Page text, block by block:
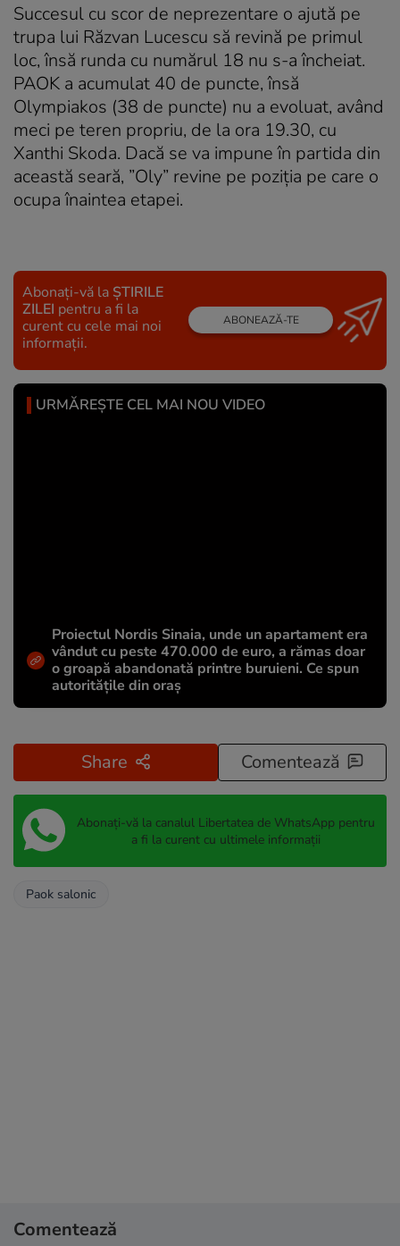
Succesul cu scor de neprezentare o ajută pe
trupa lui Răzvan Lucescu să revină pe primul
loc, însă runda cu numărul 18 nu s-a încheiat.
PAOK a acumulat 40 de puncte, însă
Olympiakos (38 de puncte) nu a evoluat, având
meci pe teren propriu, de la ora 19.30, cu
Xanthi Skoda. Dacă se va impune în partida din
această seară, ”Oly” revine pe poziția pe care o
ocupa înaintea etapei.
Abonați-vă la ȘTIRILE
ZILEI pentru a fi la
curent cu cele mai noi
informații.
ABONEAZĂ-TE
URMĂREȘTE CEL MAI NOU VIDEO
Proiectul Nordis Sinaia, unde un apartament era
vândut cu peste 470.000 de euro, a rămas doar
o groapă abandonată printre buruieni. Ce spun
autoritățile din oraș
Share Comentează
Abonați-vă la canalul Libertatea de WhatsApp pentru
a fi la curent cu ultimele informații
Paok salonic
Comentează